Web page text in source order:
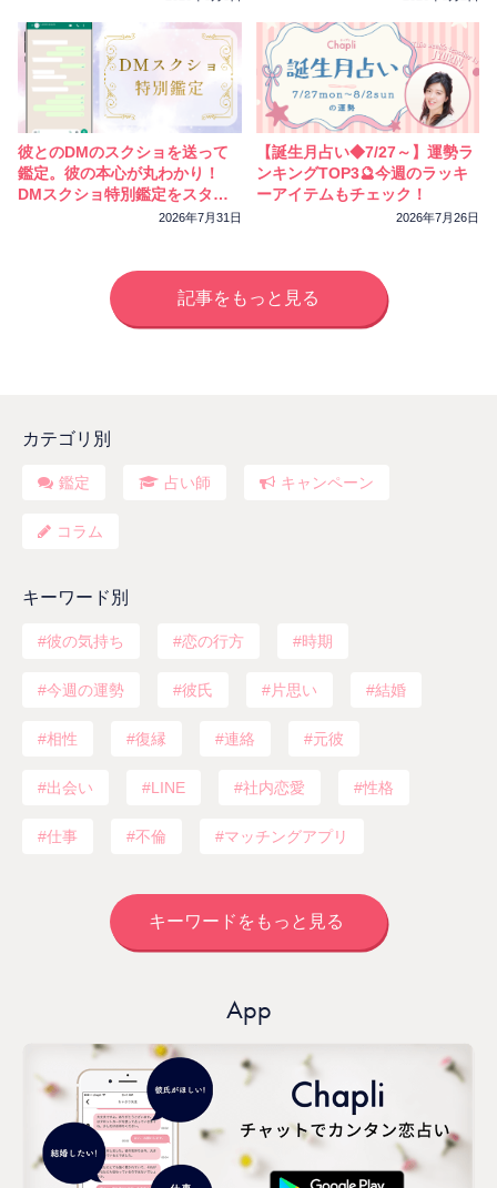
彼とのDMのスクショを送って
鑑定。彼の本心が丸わかり！
DMスクショ特別鑑定をスター
2026年7月31日
【誕生月占い◆7/27～】運勢ラ
ンキングTOP3🔮今週のラッキ
ーアイテムもチェック！
2026年7月26日
記事をもっと見る
カテゴリ別
鑑定 占い師 キャンペーン
コラム
キーワード別
彼の気持ち 恋の行方 時期
今週の運勢 彼氏 片思い 結婚
相性 復縁 連絡 元彼
出会い LINE 社内恋愛 性格
仕事 不倫 マッチングアプリ
キーワードをもっと見る
App